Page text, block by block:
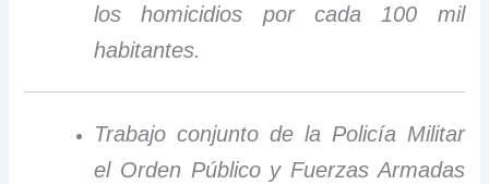
los homicidios por cada 100 mil
habitantes.
Trabajo conjunto de la Policía Militar
el Orden Público y Fuerzas Armadas